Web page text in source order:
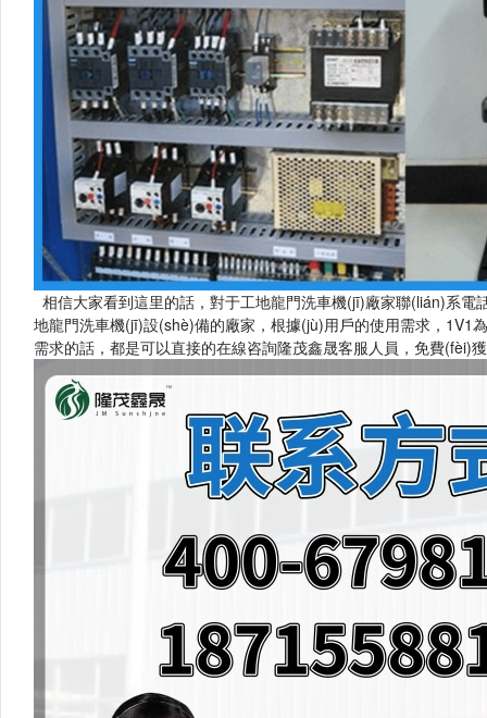
相信大家看到這里的話，對于工地龍門洗車機(jī)廠家聯(lián)系
地龍門洗車機(jī)設(shè)備的廠家，根據(jù)用戶的使用需求
需求的話，都是可以直接的在線咨詢隆茂鑫晟客服人員，免費(fèi)獲取